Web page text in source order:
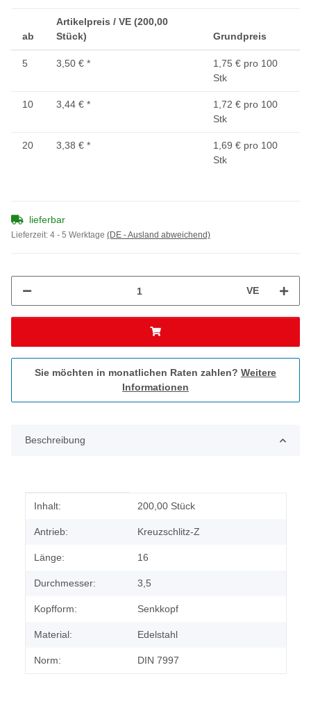
ab
Artikelpreis / VE (200,00
Stück)
Grundpreis
5 3,50 € *
1,75 € pro 100
Stk
10 3,44 € *
1,72 € pro 100
Stk
20 3,38 € *
1,69 € pro 100
Stk
lieferbar
Lieferzeit: 4 - 5 Werktage (DE - Ausland abweichend)
VE
Sie möchten in monatlichen Raten zahlen? Weitere
Informationen
Beschreibung
Produkteigenschaft
Wert
Inhalt: 200,00 Stück
Antrieb: Kreuzschlitz-Z
Länge: 16
Durchmesser: 3,5
Kopfform: Senkkopf
Material: Edelstahl
Norm: DIN 7997